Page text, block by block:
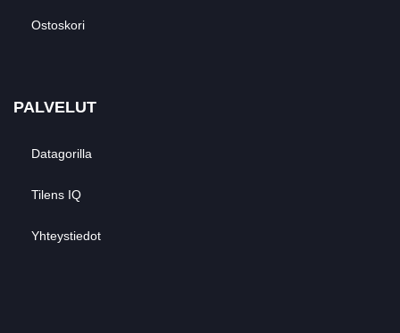
Ostoskori
PALVELUT
Datagorilla
Tilens IQ
Yhteystiedot